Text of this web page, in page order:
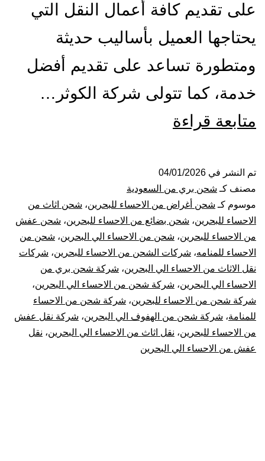
على تقديم كافة أعمال النقل التي
يحتاجها العميل بأساليب حديثة
ومتطورة تساعد على تقديم أفضل
خدمة، كما تتولى شركة الكوثر…
متابعة قراءة
من
الاحساء
الي
البحرين
|
نقل
عفش
تم النشر في 04/01/2026
مصنف كـ شحن بري من السعودية
موسوم كـ شحن أغراض من الاحساء للبحرين، شحن اثاث من
الاحساء للبحرين، شحن بضائع من الاحساء للبحرين، شحن عفش
من الاحساء للبحرين، شحن من الاحساء الي البحرين، شحن من
الاحساء للمنامه، شركات الشحن من الاحساء للبحرين، شركات
نقل الاثاث من الاحساء الي البحرين، شركة شحن بري من
الاحساء الي البحرين، شركة شحن من الاحساء الي البحرين،
شركة شحن من الاحساء للبحرين، شركة شحن من الاحساء
للمنامة، شركة شحن من الهفوف الي البحرين، شركة نقل عفش
من الاحساء للبحرين، نقل اثاث من الاحساء الي البحرين، نقل
عفش من الاحساء الي البحرين